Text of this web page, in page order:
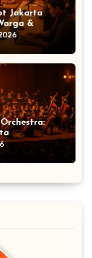
Jakarta
&